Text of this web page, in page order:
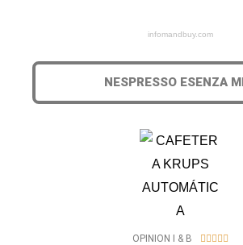
infomandbuy.com
NESPRESSO ESENZA
OPINION I & B 